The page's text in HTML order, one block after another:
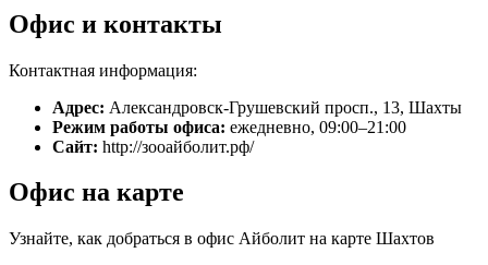
Офис и контакты
Контактная информация:
Адрес: Александровск-Грушевский просп., 13, Шахты
Режим работы офиса: ежедневно, 09:00–21:00
Сайт: http://зооайболит.рф/
Офис на карте
Узнайте, как добраться в офис Айболит на карте Шахтов